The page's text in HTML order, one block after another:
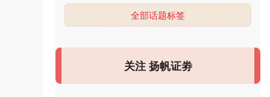
全部话题标签
关注 扬帆证劵